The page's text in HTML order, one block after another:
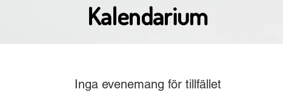
Kalendarium
Inga evenemang för tillfället